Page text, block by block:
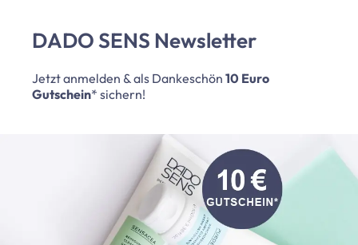
DADO SENS Newsletter
Jetzt anmelden & als Dankeschön 10 Euro
Gutschein* sichern!